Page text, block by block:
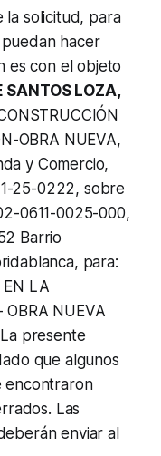
la solicitud, para
hacer
es con el objeto
SANTOS LOZA,
OBRA NUEVA,
y Comercio,
25-0222, sobre
0611-0025-000,
Barrio
para:
EN LA
OBRA NUEVA
La presente
que algunos
encontraron
Las
enviar al